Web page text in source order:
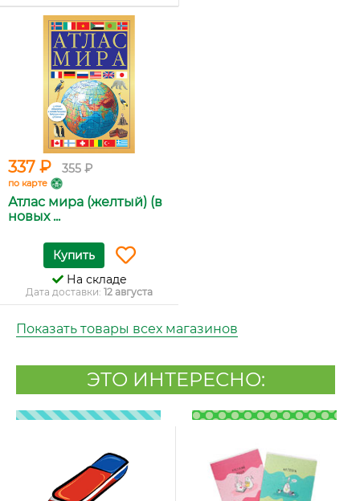
337 ₽ 355 ₽
по карте
Атлас мира (желтый) (в
новых ...
Купить
На складе
Дата доставки: 12 августа
Показать товары всех магазинов
ЭТО ИНТЕРЕСНО: